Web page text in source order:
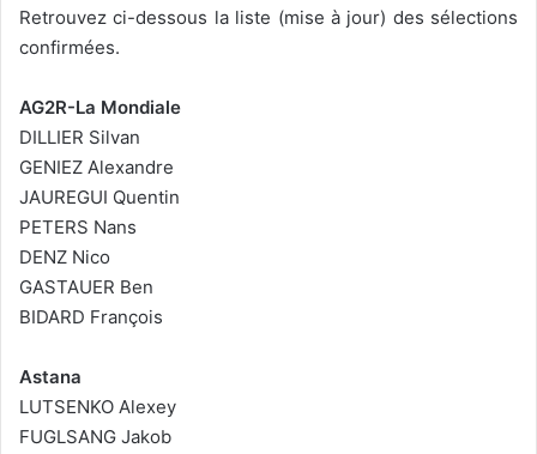
Retrouvez ci-dessous la liste (mise à jour) des sélections
confirmées.
AG2R-La Mondiale
DILLIER Silvan
GENIEZ Alexandre
JAUREGUI Quentin
PETERS Nans
DENZ Nico
GASTAUER Ben
BIDARD François
Astana
LUTSENKO Alexey
FUGLSANG Jakob